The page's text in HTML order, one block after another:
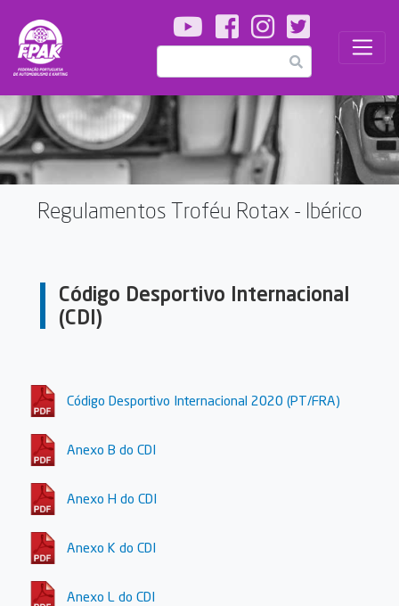
Passar
para
o
Pesquisar
Regulamentos Troféu Rotax - Ibérico
Código Desportivo Internacional
(CDI)
Código Desportivo Internacional 2020 (PT/FRA)
Anexo B do CDI
Anexo H do CDI
Anexo K do CDI
Anexo L do CDI